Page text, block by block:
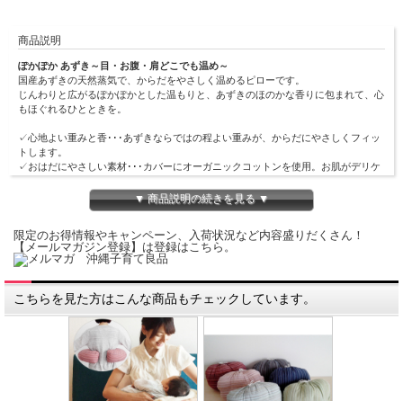
商品説明
ぽかぽか あずき～目・お腹・肩どこでも温め～
国産あずきの天然蒸気で、からだをやさしく温めるピローです。
じんわりと広がるぽかぽかとした温もりと、あずきのほのかな香りに包まれて、心
もほぐれるひとときを。
✓心地よい重みと香･･･あずきならではの程よい重みが、からだにやさしくフィッ
トします。
✓おはだにやさしい素材･･･カバーにオーガニックコットンを使用。お肌がデリケ
✓いつでも清潔･･･カバーは取り外して洗えるので、衛生的に長くお使いいただけ
イテムです。
カバー：オーガニックコットン100%
本体：コットン100% 小豆（国産）
【重さ】約180g
【サイズ】22cm×18cm
【製造】日本
▼ 商品説明の続きを見る ▼
限定のお得情報やキャンペーン、入荷状況など内容盛りだくさん！
【メールマガジン登録】は登録はこちら。
こちらを見た方はこんな商品もチェックしています。